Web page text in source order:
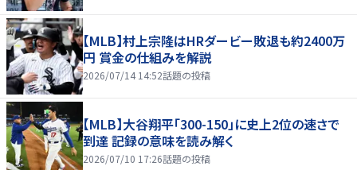
【MLB】村上宗隆はHRダービー敗退も約2400万
円 賞金の仕組みを解説
2026/07/14 14:52話題の投稿
【MLB】大谷翔平「300-150」に史上2位の速さで
到達 記録の意味を読み解く
2026/07/10 17:26話題の投稿